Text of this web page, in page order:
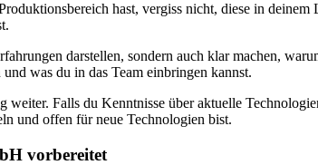
hast, vergiss nicht, diese in
darstellen, sondern auch klar machen,
was du in das Team einbringen kannst.
Falls du Kenntnisse über aktuelle
und offen für neue Technologien bist.
vorbereitet